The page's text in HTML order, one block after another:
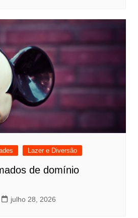
Lazer e Diversão
de domínio
julho 28, 2026